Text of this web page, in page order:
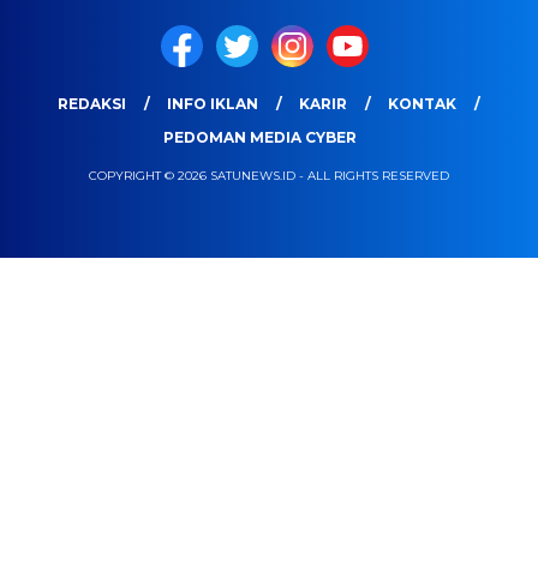
REDAKSI INFO IKLAN KARIR
KONTAK
PEDOMAN MEDIA CYBER
COPYRIGHT © 2026 SATUNEWS.ID - ALL RIGHTS RESERVED